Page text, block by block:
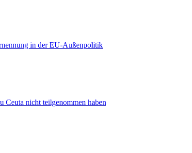
in der EU-Außenpolitik
Ceuta nicht teilgenommen haben